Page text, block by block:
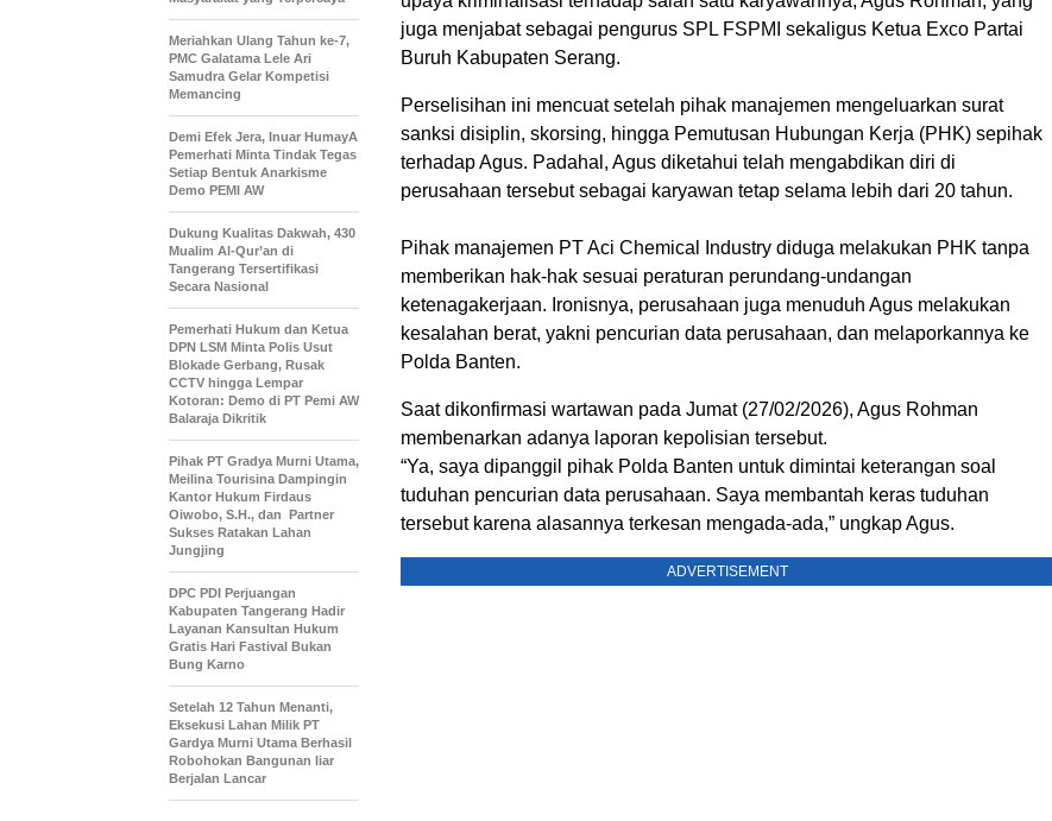
juga menjabat sebagai pengurus SPL FSPMI sekaligus Ketua Exco Partai
Buruh Kabupaten Serang.
Perselisihan ini mencuat setelah pihak manajemen mengeluarkan surat
sanksi disiplin, skorsing, hingga Pemutusan Hubungan Kerja (PHK) sepihak
terhadap Agus. Padahal, Agus diketahui telah mengabdikan diri di
perusahaan tersebut sebagai karyawan tetap selama lebih dari 20 tahun.
Pihak manajemen PT Aci Chemical Industry diduga melakukan PHK tanpa
memberikan hak-hak sesuai peraturan perundang-undangan
ketenagakerjaan. Ironisnya, perusahaan juga menuduh Agus melakukan
kesalahan berat, yakni pencurian data perusahaan, dan melaporkannya ke
Polda Banten.
Saat dikonfirmasi wartawan pada Jumat (27/02/2026), Agus Rohman
membenarkan adanya laporan kepolisian tersebut.
“Ya, saya dipanggil pihak Polda Banten untuk dimintai keterangan soal
tuduhan pencurian data perusahaan. Saya membantah keras tuduhan
tersebut karena alasannya terkesan mengada-ada,” ungkap Agus.
ADVERTISEMENT
Meriahkan Ulang Tahun ke-7,
PMC Galatama Lele Ari
Samudra Gelar Kompetisi
Memancing
Demi Efek Jera, Inuar HumayA
Pemerhati Minta Tindak Tegas
Setiap Bentuk Anarkisme
Demo PEMI AW
Dukung Kualitas Dakwah, 430
Mualim Al-Qur’an di
Tangerang Tersertifikasi
Secara Nasional
Pemerhati Hukum dan Ketua
DPN LSM Minta Polis Usut
Blokade Gerbang, Rusak
CCTV hingga Lempar
Kotoran: Demo di PT Pemi AW
Balaraja Dikritik
Pihak PT Gradya Murni Utama,
Meilina Tourisina Dampingin
Kantor Hukum Firdaus
Oiwobo, S.H., dan Partner
Sukses Ratakan Lahan
Jungjing
DPC PDI Perjuangan
Kabupaten Tangerang Hadir
Layanan Kansultan Hukum
Gratis Hari Fastival Bukan
Bung Karno
Setelah 12 Tahun Menanti,
Eksekusi Lahan Milik PT
Gardya Murni Utama Berhasil
Robohokan Bangunan liar
Berjalan Lancar